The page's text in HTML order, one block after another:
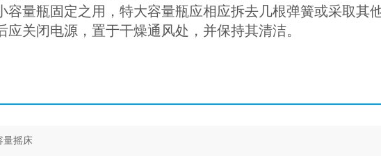
容量瓶固定之用，特大容量瓶应相应拆去几根弹簧或采取其
应关闭电源，置于干燥通风处，并保持其清洁。